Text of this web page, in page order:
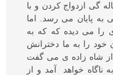
گی ازدواج کردن و با
به پایان می رسد. اما
می دیده که که به
را به ما دخترانش
شاه زاده ی می گفت
ناگاه خواهد آمد و از